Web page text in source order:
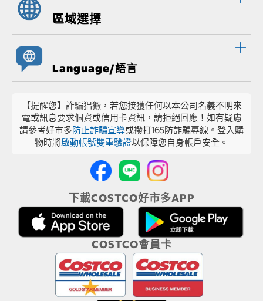
區域選擇
Language/語言
【提醒您】詐騙猖獗，若您接獲任何以本公司名義不明來
電或訊息要求個資或信用卡資訊，請拒絕回應！如有疑慮
請參考好市多防止詐騙宣導或撥打165防詐騙專線。登入購
物時將啟動帳號雙重驗證以保障您自身帳戶安全。
下載COSTCO好市多APP
COSTCO會員卡